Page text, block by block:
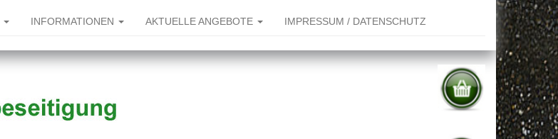
INFORMATIONEN AKTUELLE ANGEBOTE IMPRESSUM / DATENSCHUTZ